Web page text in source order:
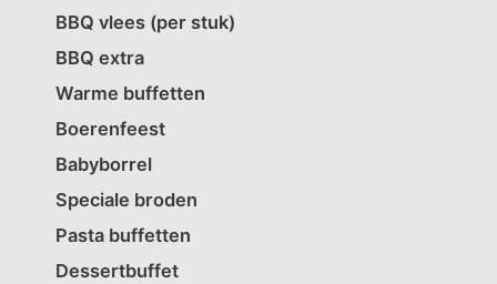
BBQ vlees (per stuk)
BBQ extra
Warme buffetten
Boerenfeest
Babyborrel
Speciale broden
Pasta buffetten
Dessertbuffet